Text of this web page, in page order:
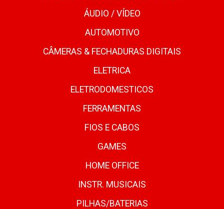
ÁUDIO / VÍDEO
AUTOMOTIVO
CÂMERAS & FECHADURAS DIGITAIS
ELETRICA
ELETRODOMESTICOS
FERRAMENTAS
FIOS E CABOS
GAMES
HOME OFFICE
INSTR. MUSICAIS
PILHAS/BATERIAS